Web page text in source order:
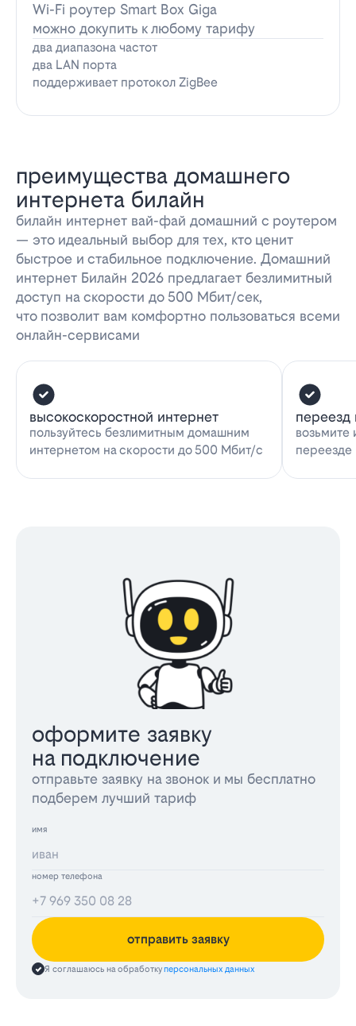
Wi-Fi роутер Smart Box Giga
можно докупить к любому тарифу
два диапазона частот
два LAN порта
поддерживает протокол ZigBee
преимущества домашнего
интернета билайн
билайн интернет вай-фай домашний с роутером
— это идеальный выбор для тех, кто ценит
быстрое и стабильное подключение. Домашний
интернет Билайн 2026 предлагает безлимитный
доступ на скорости до 500 Мбит/сек,
что позволит вам комфортно пользоваться всеми
онлайн-сервисами
высокоскоростной интернет
пользуйтесь безлимитным домашним
интернетом на скорости до 500 Мбит/с
переезд
возьмите
переезде
оформите заявку
на подключение
отправьте заявку на звонок и мы бесплатно
подберем лучший тариф
имя
номер телефона
отправить заявку
Я соглашаюсь на обработкуперсональных данных